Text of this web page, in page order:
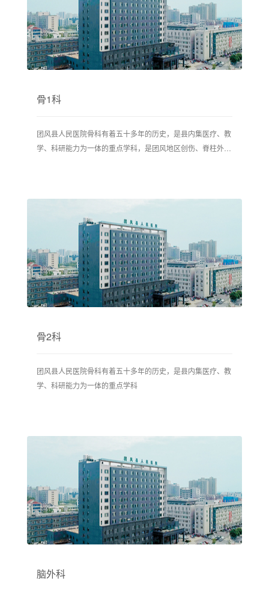
骨1科
团风县人民医院骨科有着五十多年的历史，是县内集医疗、教
学、科研能力为一体的重点学科，是团风地区创伤、脊柱外
骨2科
团风县人民医院骨科有着五十多年的历史，是县内集医疗、教
学、科研能力为一体的重点学科
脑外科